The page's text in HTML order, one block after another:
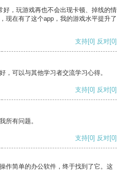
好，玩游戏再也不会出现卡顿、掉线的情
现在有了这个app，我的游戏水平提升了
支持[0] 反对[0]
，可以与其他学习者交流学习心得。
支持[0] 反对[0]
所有问题。
支持[0] 反对[0]
作简单的办公软件，终于找到了它。这